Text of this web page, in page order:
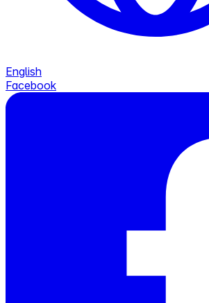
English
Facebook